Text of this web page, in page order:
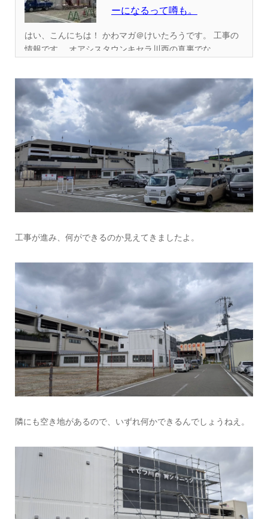
ーになるって噂も。
はい、こんにちは！ かわマガ＠けいたろうです。 工事の
情報です。 オアシスタウンキセラ川西の真裏でな...
工事が進み、何ができるのか見えてきましたよ。
隣にも空き地があるので、いずれ何かできるんでしょうねえ。